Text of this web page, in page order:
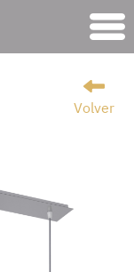
Volver